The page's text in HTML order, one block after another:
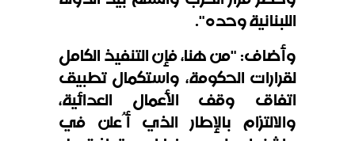
اللبنانية وحده".
وأضاف: "من هنا، فإن التنفيذ الكامل
لقرارات الحكومة، واستكمال تطبيق
اتفاق وقف الأعمال العدائية،
والالتزام بالإطار الذي أُعلن في